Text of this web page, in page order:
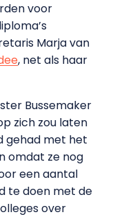
voor
Marja van
, net als haar
Bussemaker
zich zou laten
gehad met het
omdat ze nog
een aantal
te doen met de
over